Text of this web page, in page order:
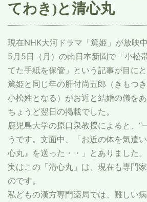
てわき)と清心丸
現在NHK大河ドラマ「篤姫」が放映中
5月5日（月）の南日本新聞で「小松
てた手紙を保管」という記事が目に
篤姫と同じ年の肝付尚五郎（きもつ
小松姓となる）がお近と結婚の儀をあ
ちょうど翌日の掲載でした。
鹿児島大学の原口泉教授によると、“
うです。文面中、「お近の体を気遣
心丸』を送った・・」とありました。
実はこの「清心丸」は、現在も専門
のです。
私どもの漢方専門薬局では、難しい